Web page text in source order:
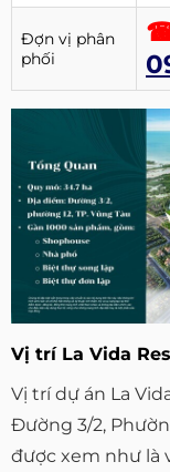
Đợn vị phân
phối
Vị trí La Vida
Vị trí dự án La
Đường 3/2,
được xem như là